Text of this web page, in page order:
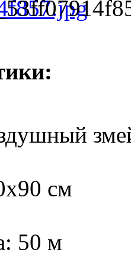
см
50 м